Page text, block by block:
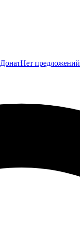
ДонатНет предложений